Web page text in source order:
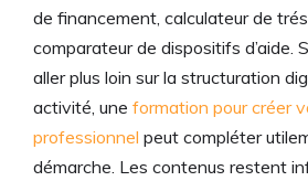
de financement, calculateur de
comparateur de dispositifs d’aide.
aller plus loin sur la structuration
activité, une formation pour créer
professionnel peut compléter
démarche. Les contenus restent